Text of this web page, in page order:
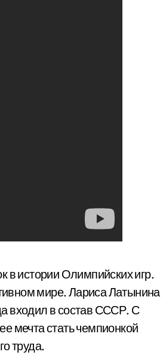
в истории Олимпийских игр.
мире. Лариса Латынина
входил в состав СССР. С
мечта стать чемпионкой
труда.